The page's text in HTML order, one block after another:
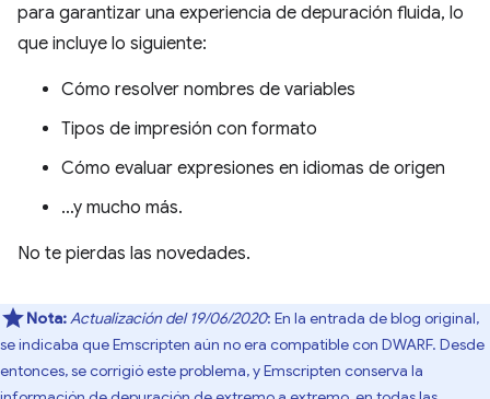
para garantizar una experiencia de depuración fluida, lo
que incluye lo siguiente:
Cómo resolver nombres de variables
Tipos de impresión con formato
Cómo evaluar expresiones en idiomas de origen
…y mucho más.
No te pierdas las novedades.
Nota:Actualización del 19/06/2020: En la entrada de blog original,
se indicaba que Emscripten aún no era compatible con DWARF. Desde
entonces, se corrigió este problema, y Emscripten conserva la